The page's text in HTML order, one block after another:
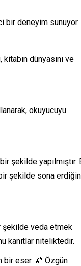
bir deneyim sunuyor.
dünyasını ve
okuyucuyu
şekilde yapılmıştır.
şekilde sona
şekilde veda etmek
kanıtlar niteliktedir.
bir eser. 🌠 Özgün